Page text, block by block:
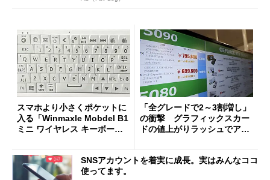
スマホより小さくポケットに
入る「Winmaxle Mobdel B1
ミニ ワイヤレス キーボー
「全グレードで2～3割増し」
の衝撃 グラフィックスカー
ドの値上がりラッシュでアキ
SNSアカウントを着実に成長。実はみんなココ
使ってます。